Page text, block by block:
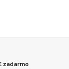
zadarmo